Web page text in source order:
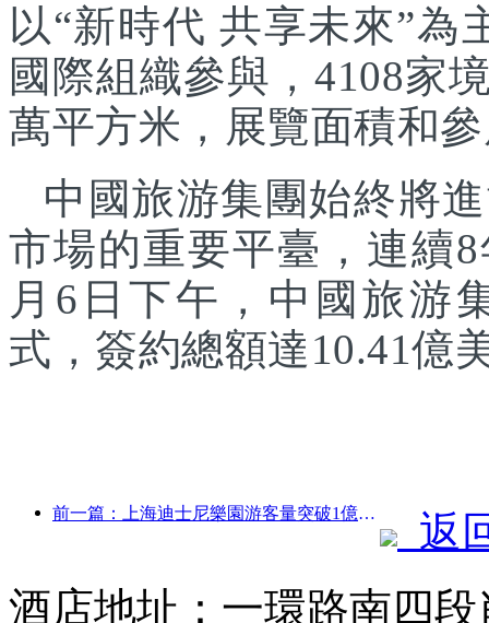
以“新時代 共享未來”為
國際組織參與，4108家
萬平方米，展覽面積和
中國旅游集團始終將
市場的重要平臺，連續
月6日下午，中國旅游
式，簽約總額達10.41億
前一篇：上海迪士尼樂園游客量突破1億人次 將擴建第四座主題酒店
返
酒店地址：一環路南四